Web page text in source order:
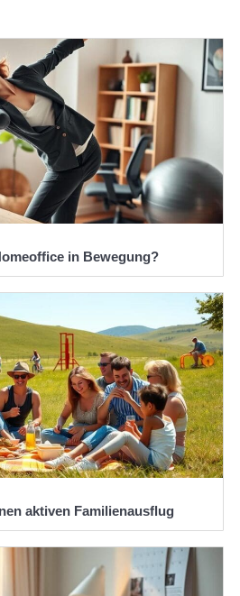
in Bewegung?
aktiven Familienausflug